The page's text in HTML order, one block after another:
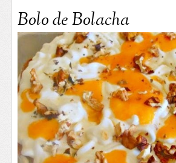
Bolo de Bolacha